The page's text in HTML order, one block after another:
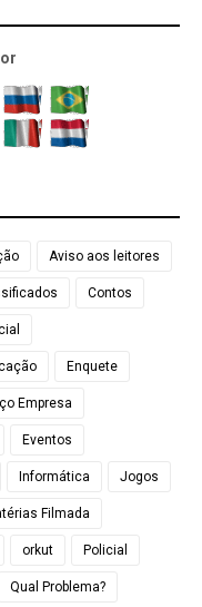
Aviso aos leitores
Contos
Enquete
Empresa
Eventos
Informática Jogos
Filmada
orkut Policial
Qual Problema?